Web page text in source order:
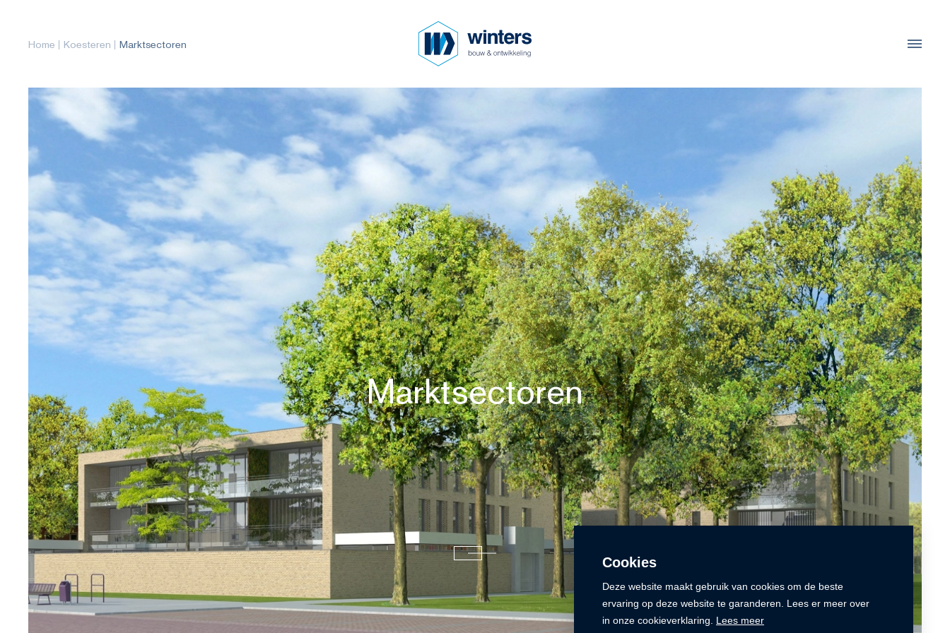
Cookies
Deze website maakt gebruik van cookies om de beste
ervaring op deze website te garanderen. Lees er meer over
in onze cookieverklaring. Lees meer
Home Koesteren Marktsectoren
Marktsectoren